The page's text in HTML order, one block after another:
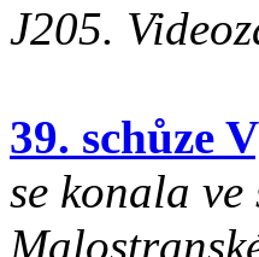
J205.
39. schůze
se konala ve